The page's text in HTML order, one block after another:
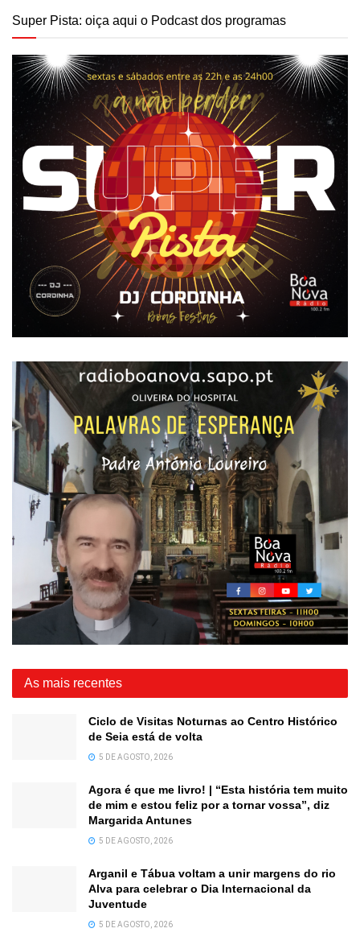
Super Pista: oiça aqui o Podcast dos programas
As mais recentes
Ciclo de Visitas Noturnas ao Centro Histórico
de Seia está de volta
5 DE AGOSTO, 2026
Agora é que me livro! | “Esta história tem muito
de mim e estou feliz por a tornar vossa”, diz
Margarida Antunes
5 DE AGOSTO, 2026
Arganil e Tábua voltam a unir margens do rio
Alva para celebrar o Dia Internacional da
Juventude
5 DE AGOSTO, 2026